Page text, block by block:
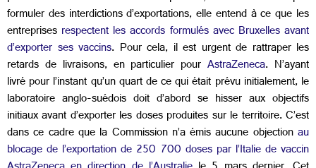
formuler des interdictions d’exportations, elle entend à ce que les
entreprises respectent les accords formulés avec Bruxelles avant
d’exporter ses vaccins. Pour cela, il est urgent de rattraper les
retards de livraisons, en particulier pour AstraZeneca. N’ayant
livré pour l’instant qu’un quart de ce qui était prévu initialement, le
laboratoire anglo-suédois doit d’abord se hisser aux objectifs
initiaux avant d’exporter les doses produites sur le territoire. C’est
dans ce cadre que la Commission n’a émis aucune objectionau
blocage de l’exportation de 250 700 doses par l’Italie de vaccin